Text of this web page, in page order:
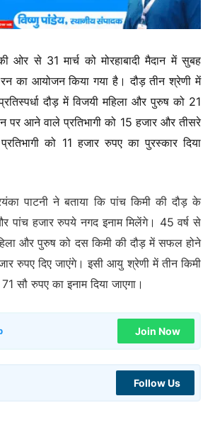
ओर से 31 मार्च को मोरहाबादी मैदान में सुबह
का आयोजन किया गया है। दौड़ तीन श्रेणी में
दौड़ में विजयी महिला और पुरुष को 21
पर आने वाले प्रतिभागी को 15 हजार और तीसरे
को 11 हजार रुपए का पुरस्कार दिया
पाटनी ने बताया कि पांच किमी की दौड़ के
पांच हजार रुपये नगद इनाम मिलेंगे। 45 वर्ष से
और पुरुष को दस किमी की दौड़ में सफल होने
रुपए दिए जाएंगे। इसी आयु श्रेणी में तीन किमी
सौ रुपए का इनाम दिया जाएगा।
Join Now
Follow Us